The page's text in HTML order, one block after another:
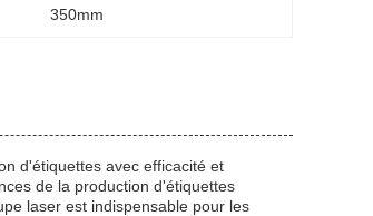
350mm
d'étiquettes avec efficacité et
de la production d'étiquettes
laser est indispensable pour les